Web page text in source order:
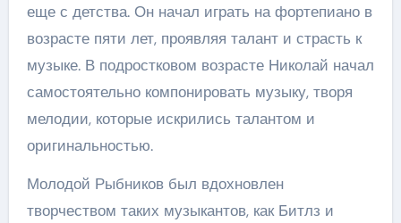
еще с детства. Он начал играть на фортепиано в
возрасте пяти лет, проявляя талант и страсть к
музыке. В подростковом возрасте Николай начал
самостоятельно компонировать музыку, творя
мелодии, которые искрились талантом и
оригинальностью.
Молодой Рыбников был вдохновлен
творчеством таких музыкантов, как Битлз и